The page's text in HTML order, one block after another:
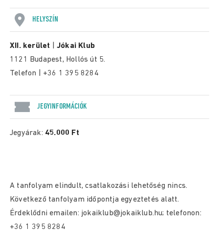
HELYSZÍN
XII. kerület |Jókai Klub
1121 Budapest, Hollós út 5.
Telefon | +36 1 395 8284
JEGYINFORMÁCIÓK
Jegyárak: 45.000 Ft
A tanfolyam elindult, csatlakozási lehetőség nincs.
Következő tanfolyam időpontja egyeztetés alatt.
Érdeklődni emailen: jokaiklub@jokaiklub.hu; telefonon:
+36 1 395 8284